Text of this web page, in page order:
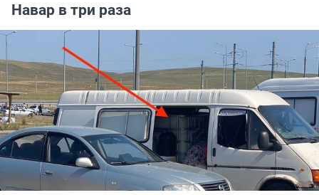
Навар в три раза